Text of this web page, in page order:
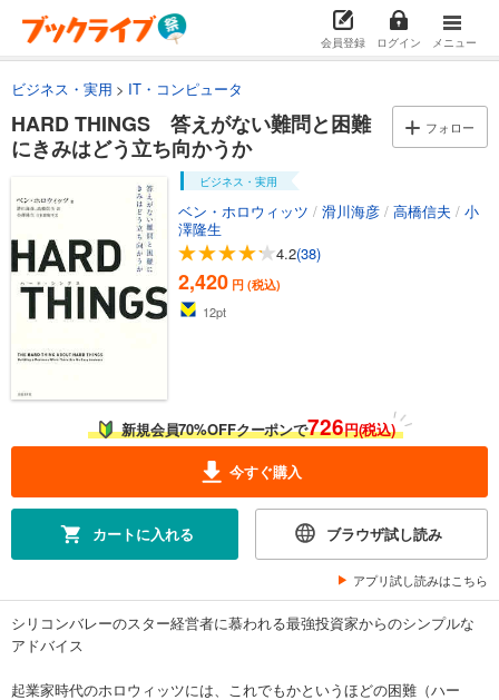
会員登録 ログイン メニュー
ビジネス・実用 IT・コンピュータ
HARD THINGS 答えがない難問と困難
にきみはどう立ち向かうか
フォロー
ビジネス・実用
ベン・ホロウィッツ / 滑川海彦 / 高橋信夫 / 小
澤隆生
4.2(38)
2,420 円 (税込)
12pt
新規会員70%OFFクーポンで726円(税込)
今すぐ購入
カートに入れる ブラウザ試し読み
アプリ試し読みはこちら
シリコンバレーのスター経営者に慕われる最強投資家からのシンプルな
アドバイス
起業家時代のホロウィッツには、これでもかというほどの困難（ハー